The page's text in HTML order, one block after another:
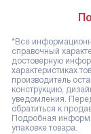
*Все
справочный
достоверную
характеристиках
производитель
конструкцию,
уведомления.
обратиться к
Подробная
упаковке товара.